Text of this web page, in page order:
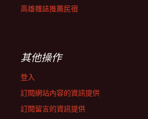
高雄雜誌推薦民宿
其他操作
登入
訂閱網站內容的資訊提供
訂閱留言的資訊提供